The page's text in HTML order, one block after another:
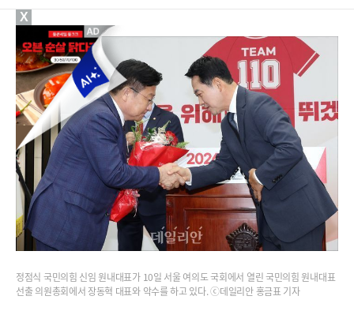
정점식 국민의힘 신임 원내대표가 10일 서울 여의도 국회에서 열린 국민의힘 원내대표
선출 의원총회에서 장동혁 대표와 악수를 하고 있다. ⓒ데일리안 홍금표 기자
X